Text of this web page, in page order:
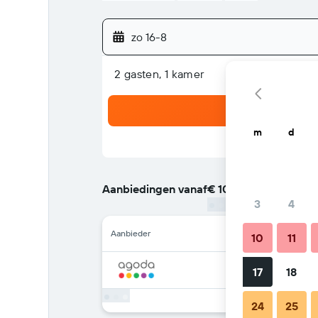
zo 16-8
2 gasten, 1 kamer
Aanbiedingen vanaf€ 104
Aanbieder
m d
3 4
10 11
17 18
24 25